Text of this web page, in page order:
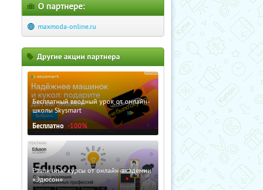
О партнере:
maxmoda-online.ru
Другие акции партнера
Бесплатный вводный урок от онлайн-
школы Skysmart
Бесплатно -100%
Различные курсы от онлайн-академии
«Эдюсон»